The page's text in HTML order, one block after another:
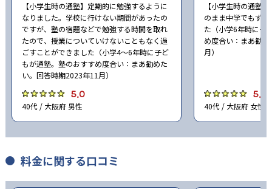
【小学生時の通塾】定期的に勉強するように
なりました。学校に行けない期間があったの
ですが、塾の宿題などで勉強する時間を取れ
たので、授業についていけないこともなく過
ごすことができました（小学4〜6年時に子ど
もが通塾。塾のおすすめ度合い：まあ勧めた
い。回答時期2023年11月）
5.0
40代 / 大阪府 男性
【小学生時の通塾
のまま中学でもず
た（小学6年時に子
め度合い：まあ勧
月）
5.0
40代 / 大阪府 女性
料金に関する口コミ